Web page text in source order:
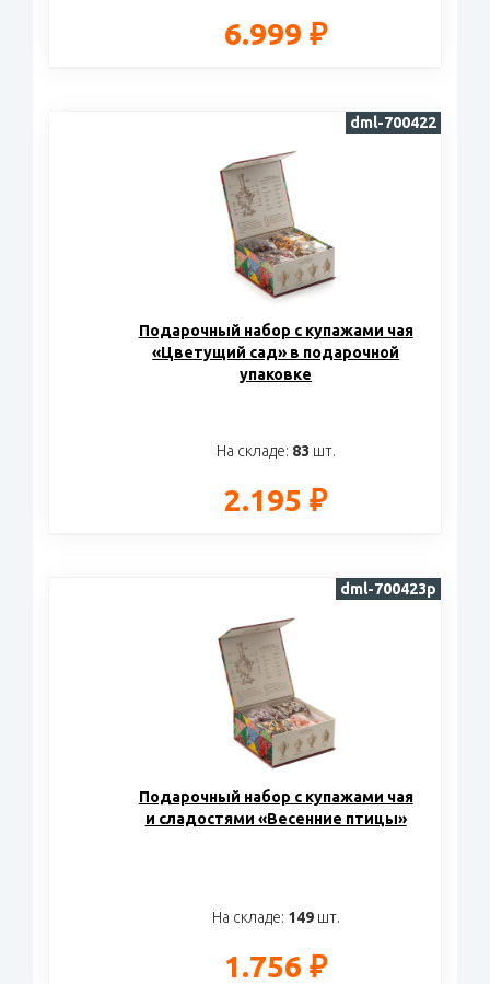
6.999 ₽
Подарочный набор c купажами чая
«Цветущий сад» в подарочной
упаковке
На складе: 83 шт.
2.195 ₽
dml-700422
Подарочный набор c купажами чая
и сладостями «Весенние птицы»
На складе: 149шт.
1.756 ₽
dml-700423p